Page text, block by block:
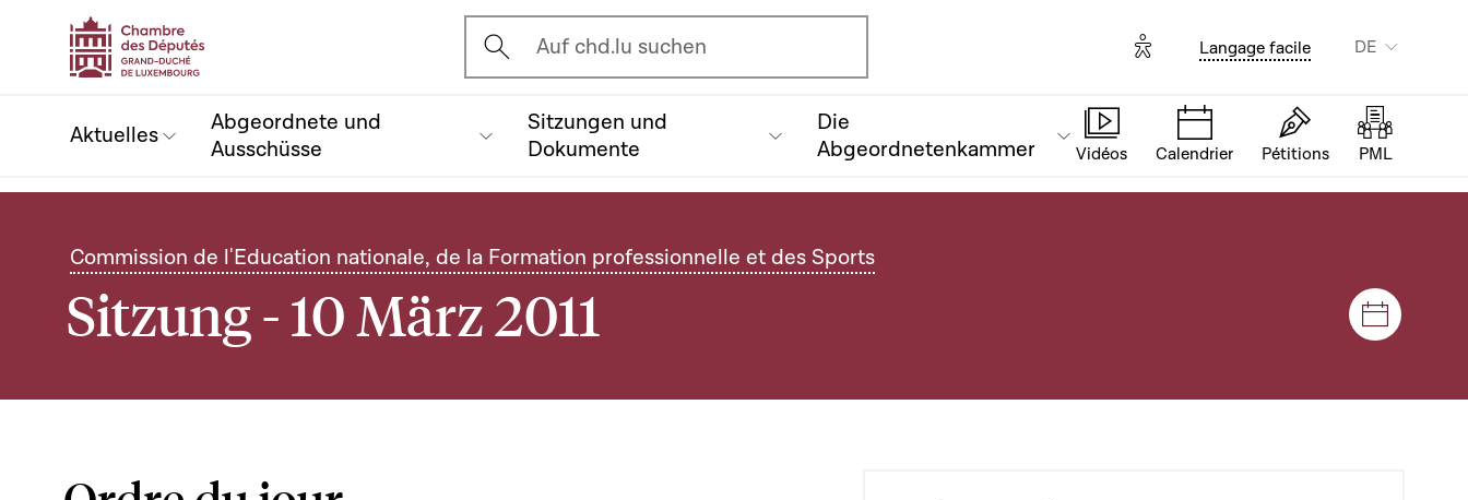
Ouvrir l'écran de recherche
Auf chd.lu suchen Options d'accessibilité
Langage facile DE
Aktuelles
Abgeordnete und
Ausschüsse
Sitzungen und
Dokumente
Die
Abgeordnetenkammer
Vidéos Calendrier Pétitions PML
Commission de l'Education nationale, de la Formation professionnelle et des Sports
Sitzung - 10 März 2011 Plenar-